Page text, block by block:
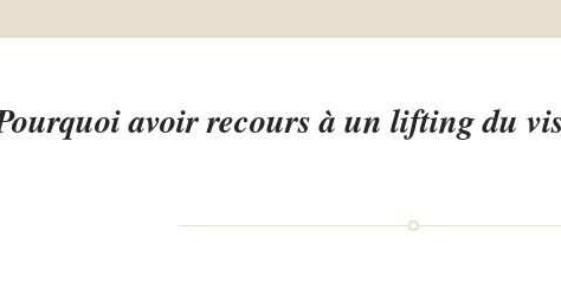
avoir recours à un lifting du